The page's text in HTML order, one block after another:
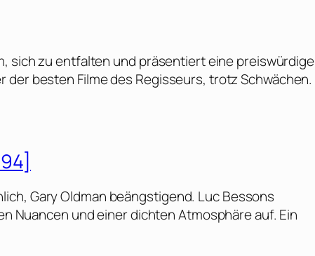
sich zu entfalten und präsentiert eine preiswürdige
besten Filme des Regisseurs, trotz Schwächen.
Gary Oldman beängstigend. Luc Bessons
Nuancen und einer dichten Atmosphäre auf. Ein